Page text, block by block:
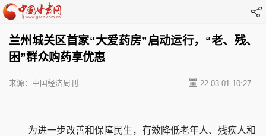
兰州城关区首家“大爱药房”启动运行，“老、残、
困”群众购药享优惠
22-03-01 10:27
来源：中国经济周刊
为进一步改善和保障民生，有效降低老年人、残疾人和